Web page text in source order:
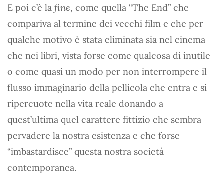
E poi c’è la fine, come quella “The End” che
compariva al termine dei vecchi film e che per
qualche motivo è stata eliminata sia nel cinema
che nei libri, vista forse come qualcosa di inutile
o come quasi un modo per non interrompere il
flusso immaginario della pellicola che entra e si
ripercuote nella vita reale donando a
quest’ultima quel carattere fittizio che sembra
pervadere la nostra esistenza e che forse
“imbastardisce” questa nostra società
contemporanea.